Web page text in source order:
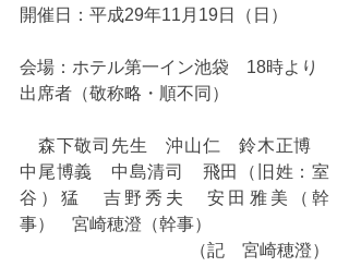
開催日：平成29年11月19日（日）
会場：ホテル第一イン池袋　18時より
出席者（敬称略・順不同）
森下敬司先生　沖山仁　鈴木正博
中尾博義　中島清司　飛田（旧姓：室
谷）猛　吉野秀夫　安田雅美（幹
事）　宮崎穂澄（幹事）
（記　宮崎穂澄）